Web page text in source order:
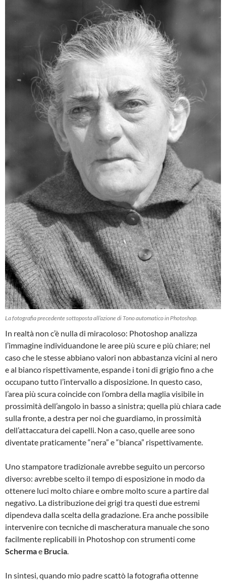
La fotografia precedente sottoposta all’azione di Tono automatico in Photoshop.
In realtà non c’è nulla di miracoloso: Photoshop analizza
l’immagine individuandone le aree più scure e più chiare; nel
caso che le stesse abbiano valori non abbastanza vicini al nero
e al bianco rispettivamente, espande i toni di grigio fino a che
occupano tutto l’intervallo a disposizione. In questo caso,
l’area più scura coincide con l’ombra della maglia visibile in
prossimità dell’angolo in basso a sinistra; quella più chiara cade
sulla fronte, a destra per noi che guardiamo, in prossimità
dell’attaccatura dei capelli. Non a caso, quelle aree sono
diventate praticamente “nera” e “bianca” rispettivamente.
Uno stampatore tradizionale avrebbe seguito un percorso
diverso: avrebbe scelto il tempo di esposizione in modo da
ottenere luci molto chiare e ombre molto scure a partire dal
negativo. La distribuzione dei grigi tra questi due estremi
dipendeva dalla scelta della gradazione. Era anche possibile
intervenire con tecniche di mascheratura manuale che sono
facilmente replicabili in Photoshop con strumenti come
Schermae Brucia.
In sintesi, quando mio padre scattò la fotografia ottenne